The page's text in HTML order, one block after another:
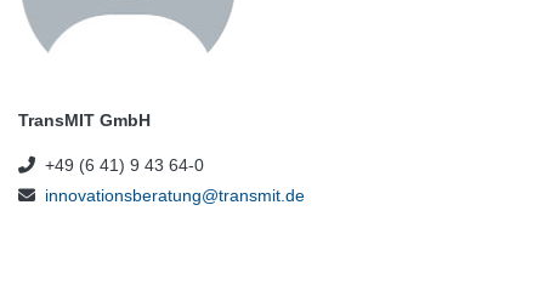
TransMIT GmbH
+49 (6 41) 9 43 64-0
innovationsberatung@transmit.de